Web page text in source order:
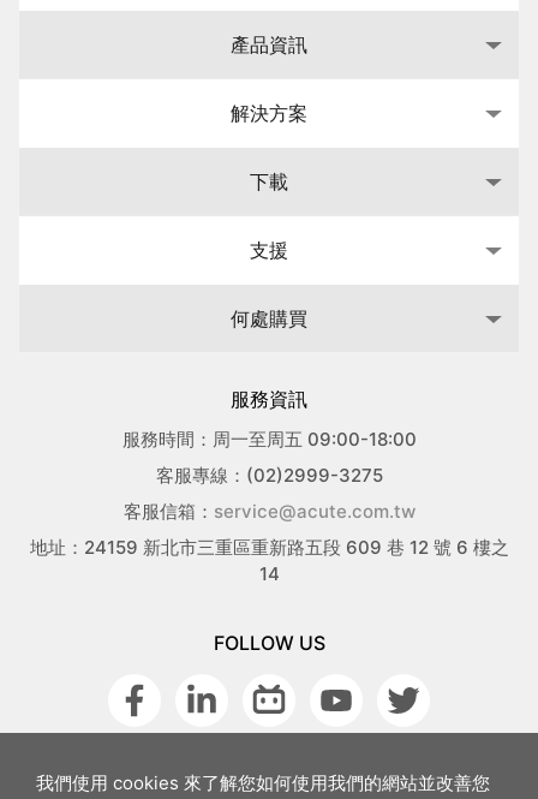
產品資訊
解決方案
下載
支援
何處購買
服務資訊
服務時間：周一至周五 09:00-18:00
客服專線：(02)2999-3275
客服信箱： service@acute.com.tw
地址：24159 新北市三重區重新路五段 609 巷 12 號 6 樓之
14
FOLLOW US
我們使用 cookies 來了解您如何使用我們的網站並改善您